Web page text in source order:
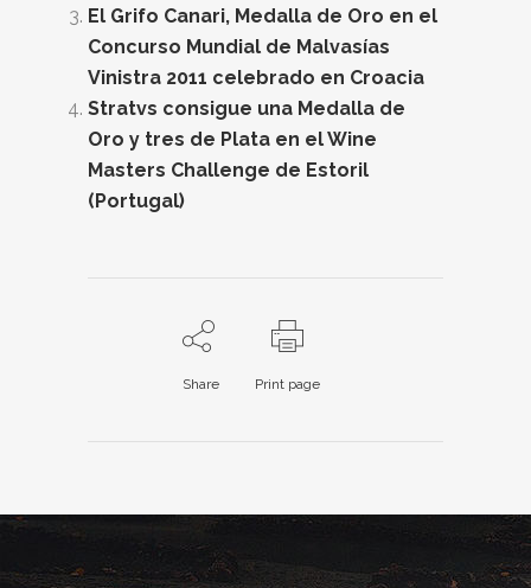
El Grifo Canari, Medalla de Oro en el
Concurso Mundial de Malvasías
Vinistra 2011 celebrado en Croacia
Stratvs consigue una Medalla de
Oro y tres de Plata en el Wine
Masters Challenge de Estoril
(Portugal)
Share Print page